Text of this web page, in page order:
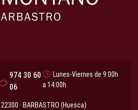
974 30 60
06
Lunes-Viernes de 9:00h
a 14:00h
22300 · BARBASTRO (Huesca)